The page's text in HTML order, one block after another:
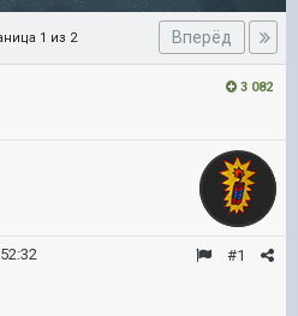
Вперёд
1 из 2
3 082
#1